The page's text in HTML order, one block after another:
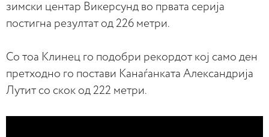
зимски центар Викерсунд во првата серија
постигна резултат од 226 метри.
Со тоа Клинец го подобри рекордот кој само ден
претходно го постави Канаѓанката Александрија
Лутит со скок од 222 метри.